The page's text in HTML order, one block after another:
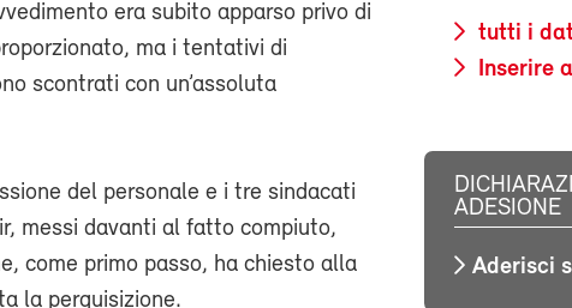
era subito apparso privo di
ma i tentativi di
scontrati con un’assoluta
del personale e i tre sindacati
messi davanti al fatto compiuto,
come primo passo, ha chiesto alla
la perquisizione.
tutti i
Inserire
ADESIONE
Aderisci